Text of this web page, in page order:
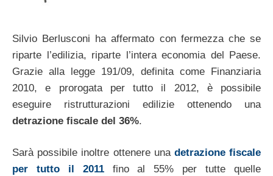
Silvio Berlusconi ha affermato con fermezza che se
riparte l’edilizia, riparte l’intera economia del Paese.
Grazie alla legge 191/09, definita come Finanziaria
2010, e prorogata per tutto il 2012, è possibile
eseguire ristrutturazioni edilizie ottenendo una
detrazione fiscale del 36%.
Sarà possibile inoltre ottenere una detrazione fiscale
per tutto il 2011fino al 55% per tutte quelle